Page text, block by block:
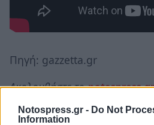
Notospress.gr - Do Not
Information
Πηγή: gazzetta.gr
Ακολουθήστε τοnotospress.gr
μάθετε πρώτοι
όλες τις